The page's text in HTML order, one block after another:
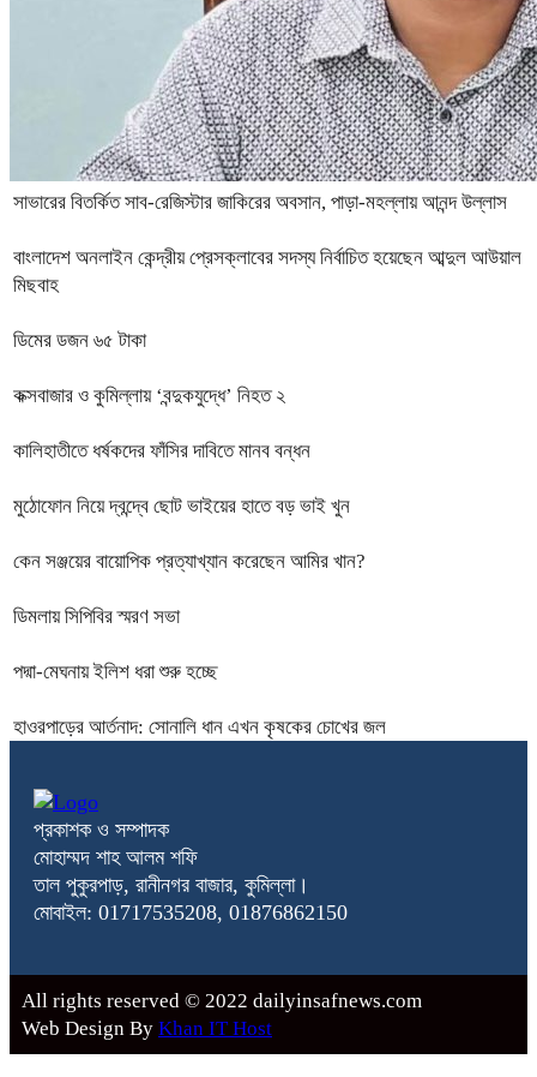
সাভারের বিতর্কিত সাব-রেজিস্টার জাকিরের অবসান, পাড়া-মহল্লায় আনন্দ উল্লাস
বাংলাদেশ অনলাইন কেন্দ্রীয় প্রেসক্লাবের সদস্য নির্বাচিত হয়েছেন আব্দুল আউয়াল
মিছবাহ
ডিমের ডজন ৬৫ টাকা
কক্সবাজার ও কুমিল্লায় ‘বন্দুকযুদ্ধে’ নিহত ২
কালিহাতীতে ধর্ষকদের ফাঁসির দাবিতে মানব বন্ধন
মুঠোফোন নিয়ে দ্বন্দ্বে ছোট ভাইয়ের হাতে বড় ভাই খুন
কেন সঞ্জয়ের বায়োপিক প্রত্যাখ্যান করেছেন আমির খান?
ডিমলায় সিপিবির স্মরণ সভা
পদ্মা-মেঘনায় ইলিশ ধরা শুরু হচ্ছে
হাওরপাড়ের আর্তনাদ: সোনালি ধান এখন কৃষকের চোখের জল
প্রকাশক ও সম্পাদক
মোহাম্মদ শাহ আলম শফি
তাল পুকুরপাড়, রানীনগর বাজার, কুমিল্লা।
মোবাইল: 01717535208, 01876862150
All rights reserved © 2022 dailyinsafnews.com
Web Design By Khan IT Host